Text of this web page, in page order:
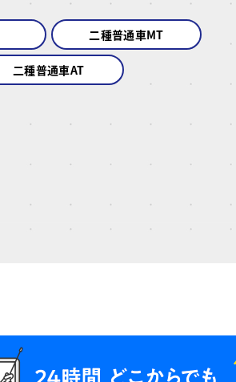
二種普通車MT
二種普通車AT